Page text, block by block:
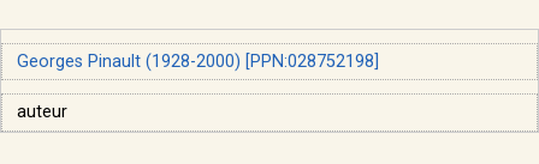
Georges Pinault (1928-2000) [PPN:028752198]
auteur